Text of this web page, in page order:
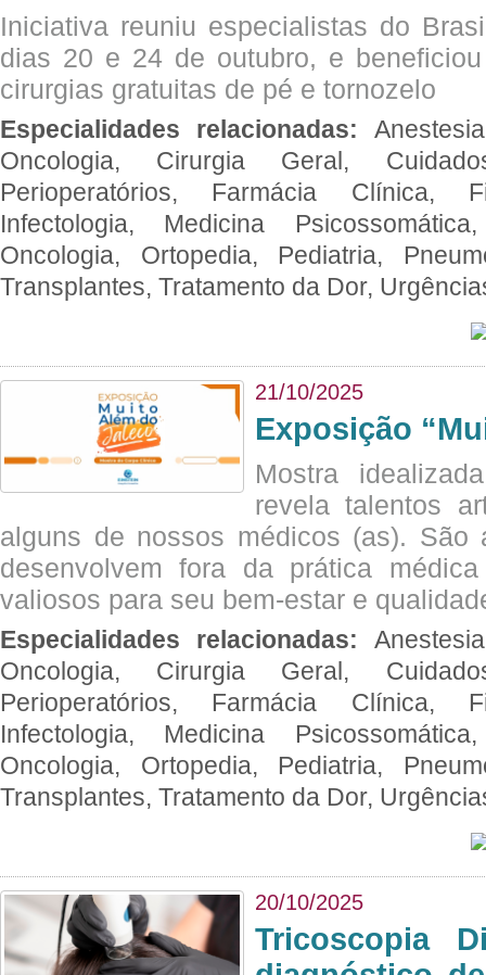
Iniciativa reuniu especialistas do
dias 20 e 24 de outubro, e
cirurgias gratuitas de pé e tornozelo
Especialidades relacionadas:
Oncologia, Cirurgia Geral,
Perioperatórios, Farmácia Clínica,
Infectologia, Medicina
Oncologia, Ortopedia, Pediatria,
Transplantes, Tratamento da Dor,
21/10/2025
Exposição
Mostra
revela talentos
alguns de nossos médicos (as). São
desenvolvem fora da prática
valiosos para seu bem-estar e
Especialidades relacionadas:
Oncologia, Cirurgia Geral,
Perioperatórios, Farmácia Clínica,
Infectologia, Medicina
Oncologia, Ortopedia, Pediatria,
Transplantes, Tratamento da Dor,
20/10/2025
Tricoscopia